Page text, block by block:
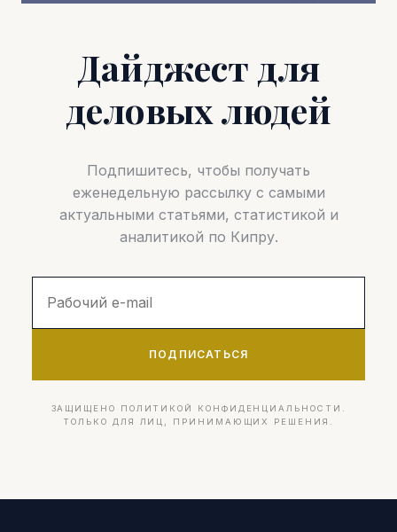
Дайджест для
деловых людей
Подпишитесь, чтобы получать
еженедельную рассылку с самыми
актуальными статьями, статистикой и
аналитикой по Кипру.
ПОДПИСАТЬСЯ
ЗАЩИЩЕНО ПОЛИТИКОЙ КОНФИДЕНЦИАЛЬНОСТИ.
ТОЛЬКО ДЛЯ ЛИЦ, ПРИНИМАЮЩИХ РЕШЕНИЯ.